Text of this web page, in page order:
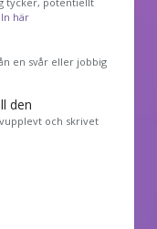
här
en svår eller jobbig
den
och skrivet